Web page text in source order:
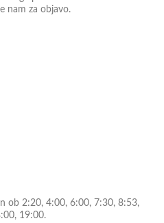
nam za objavo.
ob 2:20, 4:00, 6:00, 7:30, 8:53,
19:00.